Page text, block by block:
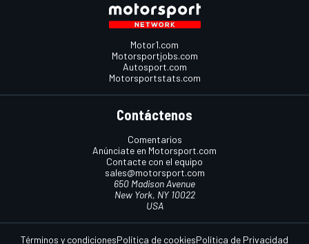
Motor1.com
Motorsportjobs.com
Autosport.com
Motorsportstats.com
Contáctenos
Comentarios
Anúnciate en Motorsport.com
Contacte con el equipo
sales@motorsport.com
650 Madison Avenue
New York, NY 10022
USA
Términos y condicionesPolítica de cookiesPolítica de Privacidad